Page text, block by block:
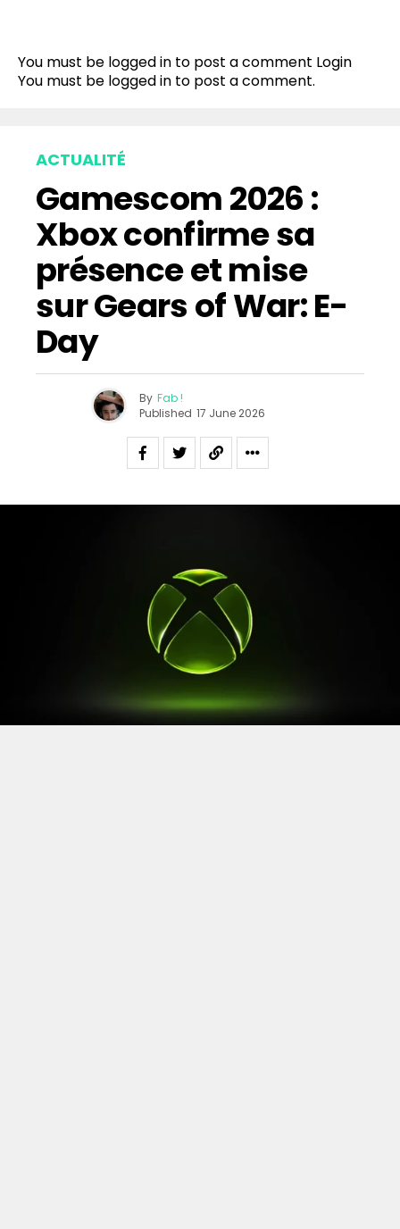
You must be logged in to post a comment Login
You must be logged in to post a comment.
ACTUALITÉ
Gamescom 2026 :
Xbox confirme sa
présence et mise
sur Gears of War: E-
Day
By Fab !
Published 17 June 2026